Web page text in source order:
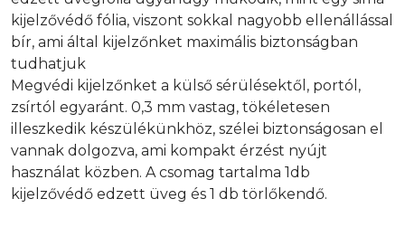
kijelzővédő fólia, viszont sokkal nagyobb ellenállással
bír, ami által kijelzőnket maximális biztonságban
tudhatjuk
Megvédi kijelzőnket a külső sérülésektől, portól,
zsírtól egyaránt. 0,3 mm vastag, tökéletesen
illeszkedik készülékünkhöz, szélei biztonságosan el
vannak dolgozva, ami kompakt érzést nyújt
használat közben. A csomag tartalma 1db
kijelzővédő edzett üveg és 1 db törlőkendő.